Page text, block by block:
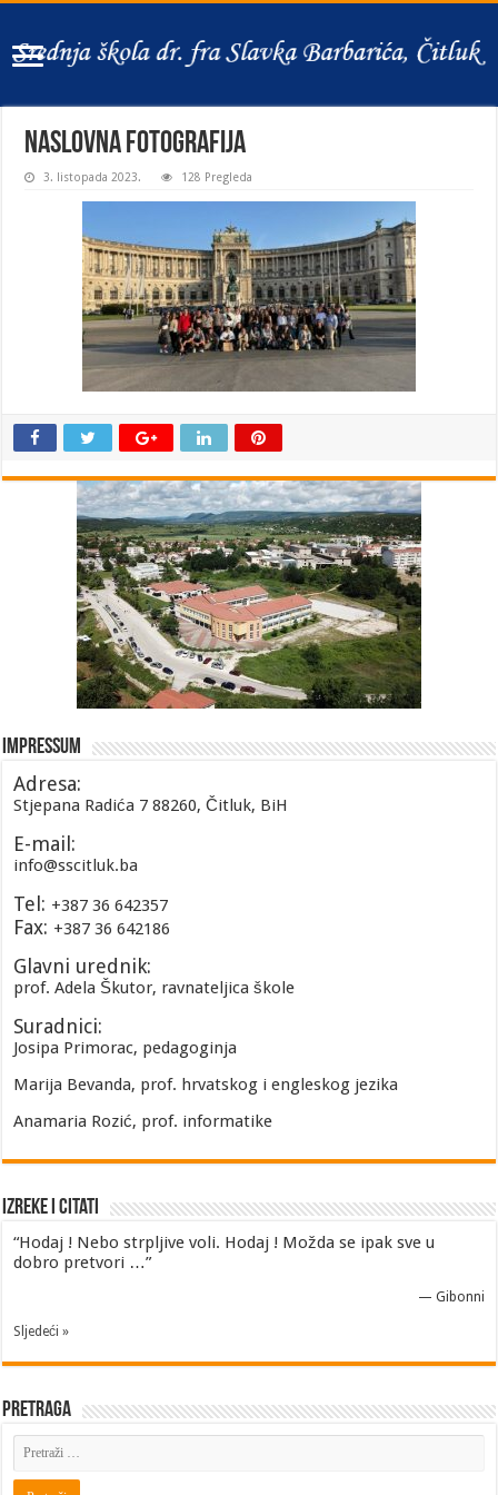
naslovna fotografija
3. listopada 2023. 128 Pregleda
Impressum
Adresa:
Stjepana Radića 7 88260, Čitluk, BiH
E-mail:
info@sscitluk.ba
Tel: +387 36 642357
Fax: +387 36 642186
Glavni urednik:
prof. Adela Škutor, ravnateljica škole
Suradnici:
Josipa Primorac, pedagoginja
Marija Bevanda, prof. hrvatskog i engleskog jezika
Anamaria Rozić, prof. informatike
Izreke i Citati
“Hodaj ! Nebo strpljive voli. Hodaj ! Možda se ipak sve u
dobro pretvori …”
— Gibonni
Sljedeći »
Pretraga